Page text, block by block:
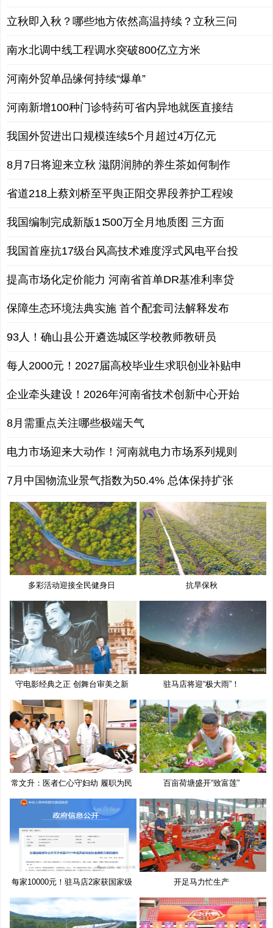
立秋即入秋？哪些地方依然高温持续？立秋三问
南水北调中线工程调水突破800亿立方米
河南外贸单品缘何持续“爆单”
河南新增100种门诊特药可省内异地就医直接结
我国外贸进出口规模连续5个月超过4万亿元
8月7日将迎来立秋 滋阴润肺的养生茶如何制作
省道218上蔡刘桥至平舆正阳交界段养护工程竣
我国编制完成新版1∶500万全月地质图 三方面
我国首座抗17级台风高技术难度浮式风电平台投
提高市场化定价能力 河南省首单DR基准利率贷
保障生态环境法典实施 首个配套司法解释发布
93人！确山县公开遴选城区学校教师教研员
每人2000元！2027届高校毕业生求职创业补贴申
企业牵头建设！2026年河南省技术创新中心开始
8月需重点关注哪些极端天气
电力市场迎来大动作！河南就电力市场系列规则
7月中国物流业景气指数为50.4% 总体保持扩张
多彩活动迎接全民健身日 抗旱保秋
守电影经典之正 创舞台审美之新 驻马店将迎“极大雨”！
常文升：医者仁心守妇幼 履职为民 百亩荷塘盛开“致富莲”
每家10000元！驻马店2家获国家级
奖
开足马力忙生产